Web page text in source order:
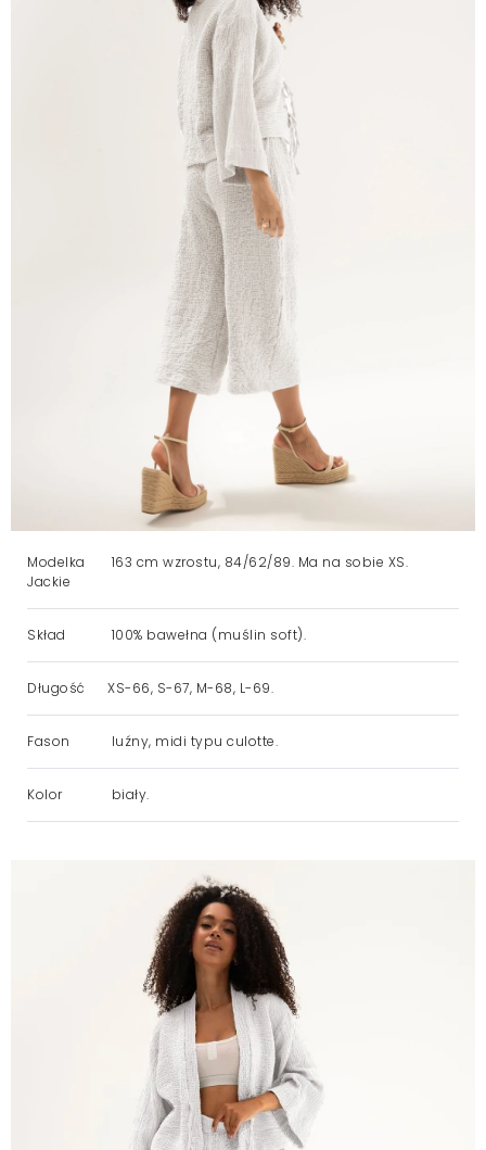
Modelka
Jackie
163 cm wzrostu, 84/62/89. Ma na sobie XS.
Skład 100% bawełna (muślin soft).
Długość XS-66, S-67, M-68, L-69.
Fason luźny, midi typu culotte.
Kolor biały.